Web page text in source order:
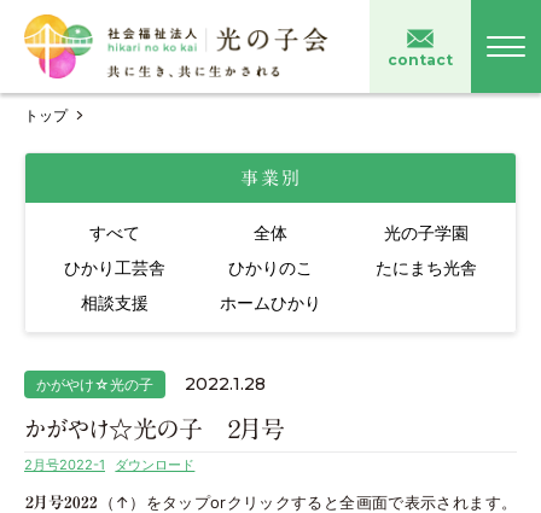
contact
トップ
事業別
すべて 全体
光の子学園
ひかり工芸舎
ひかりのこ
たにまち光舎
相談支援
ホームひかり
かがやけ☆光の子 2022.1.28
かがやけ☆光の子 ２月号
2月号2022-1 ダウンロード
２月号2022
（↑）をタップorクリックすると全画面で表示されます。